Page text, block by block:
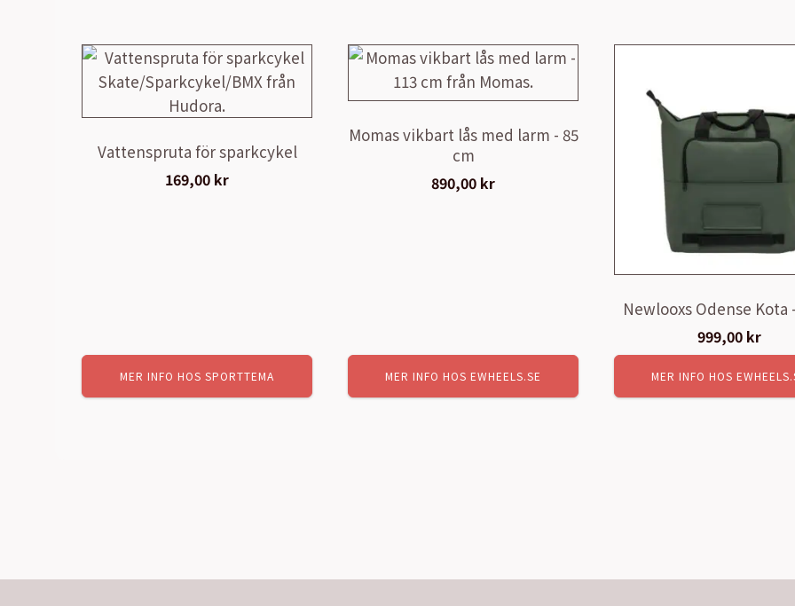
Vattenspruta för sparkcykel
169,00 kr
MER INFO HOS SPORTTEMA
Momas vikbart lås med larm - 85
cm
890,00 kr
MER INFO HOS EWHEELS.SE
Newlooxs Odense Kota
999,00 kr
MER INFO HOS